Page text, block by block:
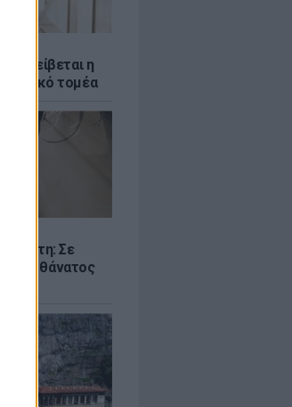
αμείβεται η
τομέα
Σε
ο θάνατος